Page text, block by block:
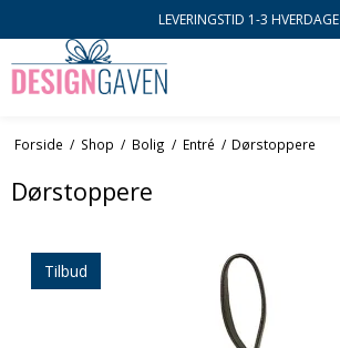
LEVERINGSTID 1-3 HVERDAGE
Forside / Shop / Bolig / Entré / Dørstoppere
Dørstoppere
Tilbud